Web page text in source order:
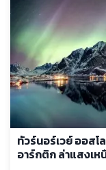
ทัวร์นอร์เวย์ ออสโ
อาร์กติก ล่าแสงเห